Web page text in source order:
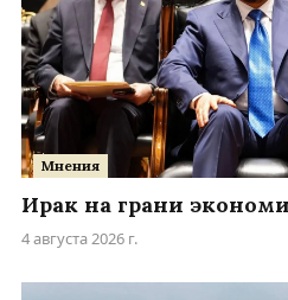
Мнения
Ирак на грани
4 августа 2026 г.